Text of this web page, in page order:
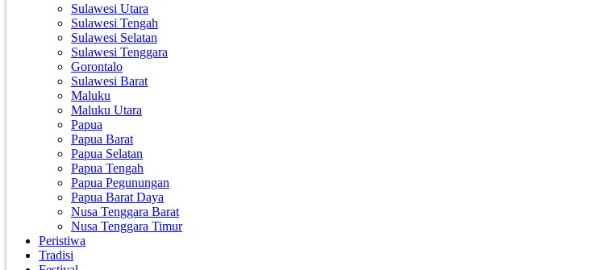
Sulawesi Utara
Sulawesi Tengah
Sulawesi Selatan
Sulawesi Tenggara
Gorontalo
Sulawesi Barat
Maluku
Maluku Utara
Papua
Papua Barat
Papua Selatan
Papua Tengah
Papua Pegunungan
Papua Barat Daya
Nusa Tenggara Barat
Nusa Tenggara Timur
Peristiwa
Tradisi